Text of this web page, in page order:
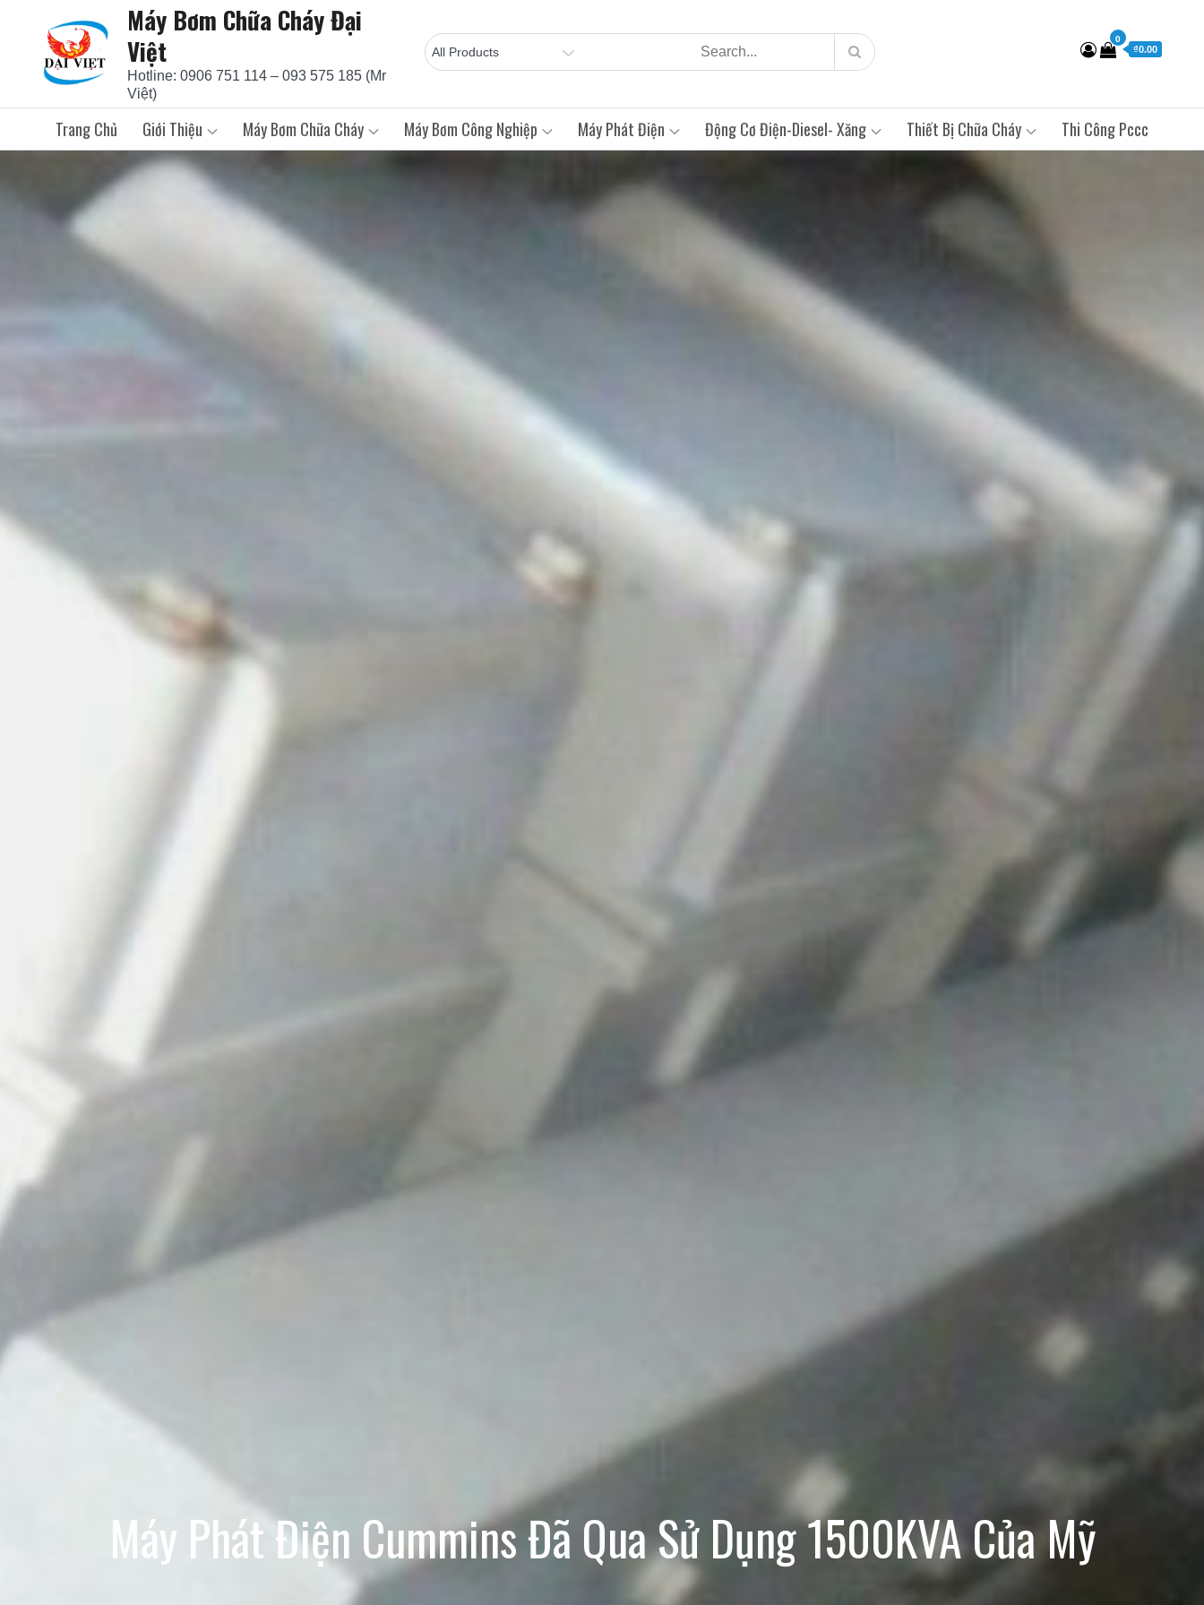
content
Máy Bơm Chữa Cháy Đại
Việt
Hotline: 0906 751 114 – 093 575 185 (Mr
Việt)
0
₫0.00
Trang Chủ Giới Thiệu Máy Bơm Chữa Cháy Máy Bơm Công Nghiệp Máy Phát Điện Động Cơ Điện-Diesel- Xăng Thiết Bị Chữa Cháy Thi Công Pccc
Máy Phát Điện Cummins Đã Qua Sử Dụng 1500KVA Của Mỹ